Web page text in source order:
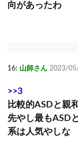
向があったわ
16: 山師さん 2023/
>>3
比較的ASDと親
先やし最もASD
系は人気やしな